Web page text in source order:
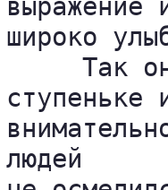
выражение
широко
Так
ступеньке
людей